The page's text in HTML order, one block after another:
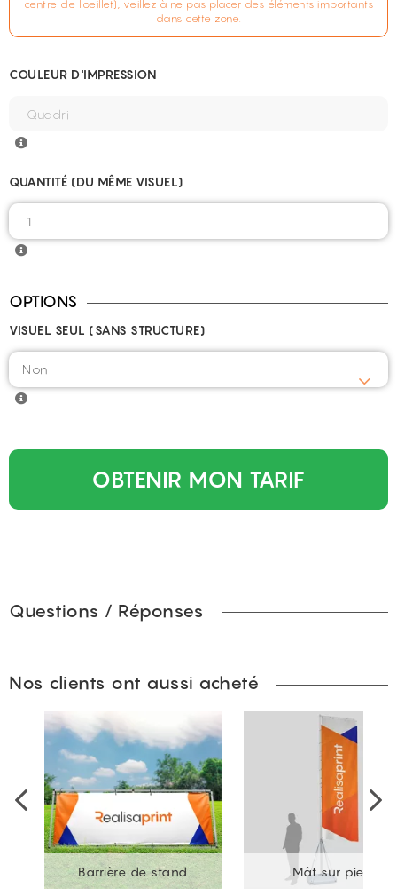
centre de l'oeillet), veillez à ne pas placer des éléments importants
dans cette zone.
COULEUR D'IMPRESSION
QUANTITÉ (DU MÊME VISUEL)
OPTIONS
VISUEL SEUL (SANS STRUCTURE)
OBTENIR MON TARIF
Questions / Réponses
Nos clients ont aussi acheté
Barrière de stand Mât sur pied